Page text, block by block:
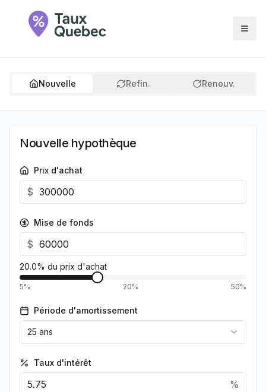
Nouvelle Refin. Renouv.
Nouvelle hypothèque
Prix d'achat
$
Mise de fonds
$
20.0% du prix d'achat
5% 20% 50%
Période d'amortissement
25 ans
Taux d'intérêt
%